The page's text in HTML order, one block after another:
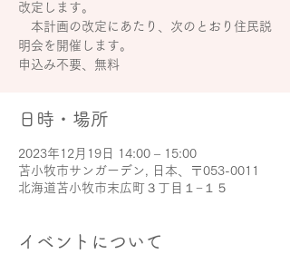
改定します。
本計画の改定にあたり、次のとおり住民説
明会を開催します。
申込み不要、無料
日時・場所
2023年12月19日 14:00 – 15:00
苫小牧市サンガーデン, 日本、〒053-0011
北海道苫小牧市末広町３丁目１−１５
イベントについて